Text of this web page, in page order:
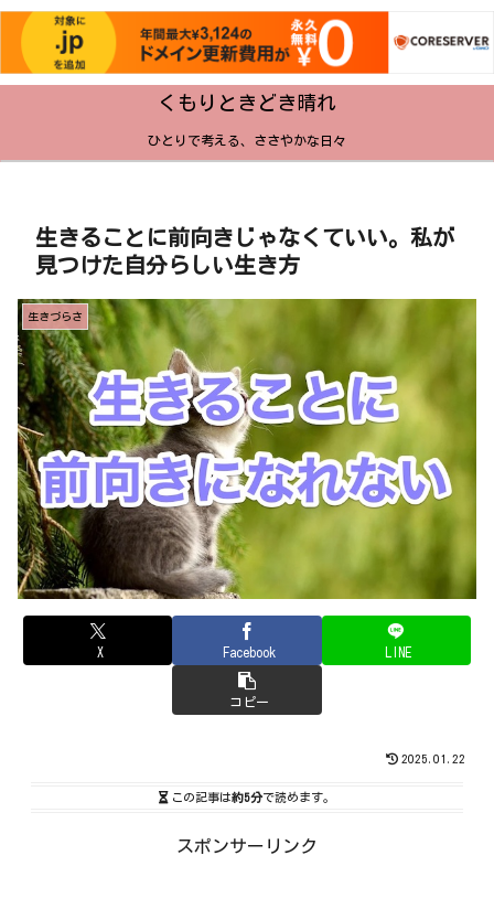
くもりときどき晴れ
ひとりで考える、ささやかな日々
生きることに前向きじゃなくていい。私が
見つけた自分らしい生き方
生きづらさ
X Facebook LINE
コピー
2025.01.22
この記事は約5分で読めます。
スポンサーリンク